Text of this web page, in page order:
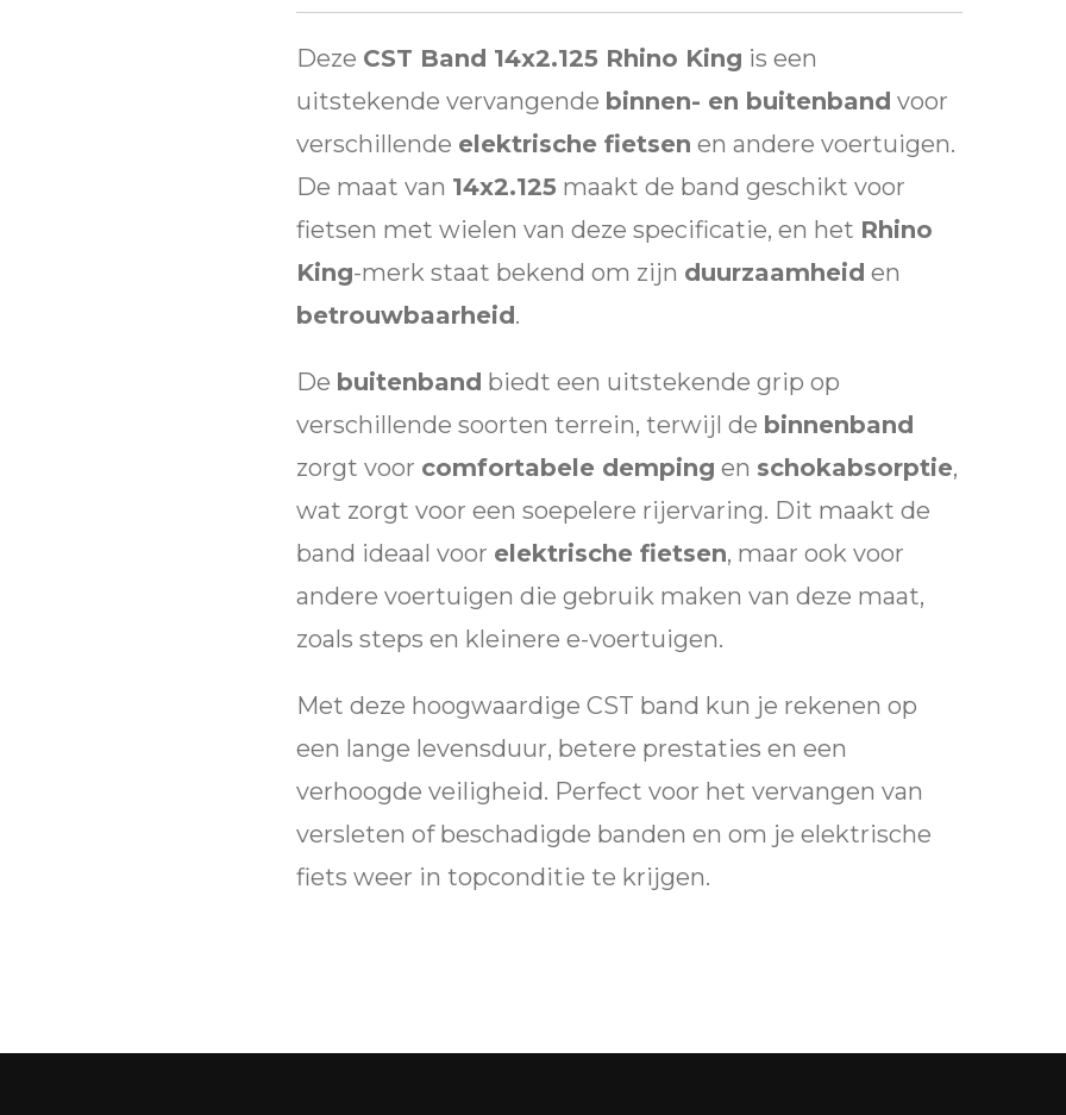
Deze CST Band 14x2.125 Rhino King is een
uitstekende vervangende binnen- en buitenband voor
verschillende elektrische fietsen en andere voertuigen.
De maat van 14x2.125 maakt de band geschikt voor
fietsen met wielen van deze specificatie, en het Rhino
King-merk staat bekend om zijn duurzaamheid en
betrouwbaarheid.
De buitenband biedt een uitstekende grip op
verschillende soorten terrein, terwijl de binnenband
zorgt voor comfortabele demping en schokabsorptie,
wat zorgt voor een soepelere rijervaring. Dit maakt de
band ideaal voor elektrische fietsen, maar ook voor
andere voertuigen die gebruik maken van deze maat,
zoals steps en kleinere e-voertuigen.
Met deze hoogwaardige CST band kun je rekenen op
een lange levensduur, betere prestaties en een
verhoogde veiligheid. Perfect voor het vervangen van
versleten of beschadigde banden en om je elektrische
fiets weer in topconditie te krijgen.